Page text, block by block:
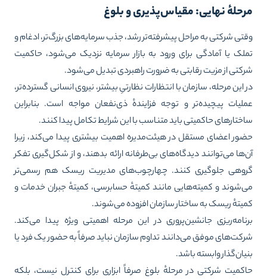
نهایی: مقیاس‌پذیری و بلوغ
شرکتی به مراحل پیشرفته‌تر رشد، جذب سرمایه‌های بزرگ‌تر، ادغام و
یا آمادگی برای ورود به بازار سرمایه نزدیک می‌شود، حاکمیت
از مزیت رقابتی به ضرورت راهبردی تبدیل می‌شود.
این مرحله، سازمان با انتظارات نظارتیِ بیشتر، نیروی انسانی گسترده‌تر،
پیچیده‌تر و توجه فزایندهٔ ذی‌نفعان مواجه است. بنابراین
حاکمیتی باید متناسب با این شرایط تکامل پیدا کنند.
اعضای مستقل در هیئت‌مدیره اهمیت بیشتری پیدا می‌کند، زیرا
می‌توانند دیدگاه‌های بی‌طرفانه ارائه بدهند، و از شکل‌گیری تفکر
جلوگیری کنند. چهارچوب‌های مدیریت ریسک هم رسمی‌تر
و کمیته‌هایی مانند کمیتهٔ حسابرسی، کمیتهٔ جبران خدمات و
ریسک به ساختار سازمان افزوده می‌شوند.
جانشین‌پروری در این مرحله اهمیتی ویژه پیدا می‌کند.
موفق می‌دانند تداوم سازمان نباید صرفاً به حضور یک فرد یا
وابسته باشد.
شرکتی در مرحلهٔ بلوغ صرفاً ابزاری برای کنترل نیست، بلکه